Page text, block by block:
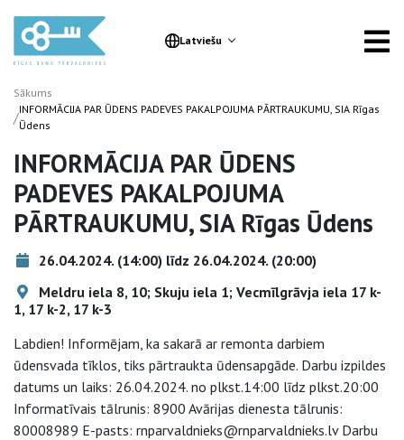
Latviešu
Sākums
/INFORMĀCIJA PAR ŪDENS PADEVES PAKALPOJUMA PĀRTRAUKUMU, SIA Rīgas
Ūdens
INFORMĀCIJA PAR ŪDENS
PADEVES PAKALPOJUMA
PĀRTRAUKUMU, SIA Rīgas Ūdens
26.04.2024. (14:00) līdz 26.04.2024. (20:00)
Meldru iela 8, 10; Skuju iela 1; Vecmīlgrāvja iela 17 k-
1, 17 k-2, 17 k-3
Labdien! Informējam, ka sakarā ar remonta darbiem
ūdensvada tīklos, tiks pārtraukta ūdensapgāde. Darbu izpildes
datums un laiks: 26.04.2024. no plkst.14:00 līdz plkst.20:00
Informatīvais tālrunis: 8900 Avārijas dienesta tālrunis:
80008989 E-pasts: rnparvaldnieks@rnparvaldnieks.lv Darbu